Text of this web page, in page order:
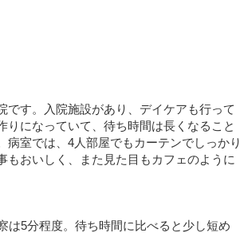
す。入院施設があり、デイケアも行って
になっていて、待ち時間は長くなること
室では、4人部屋でもカーテンでしっかり
おいしく、また見た目もカフェのように
は5分程度。待ち時間に比べると少し短め